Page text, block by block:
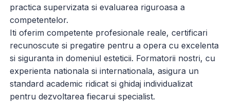
practica supervizata si evaluarea riguroasa a
competentelor.
Iti oferim competente profesionale reale, certificari
recunoscute si pregatire pentru a opera cu excelenta
si siguranta in domeniul esteticii. Formatorii nostri, cu
experienta nationala si internationala, asigura un
standard academic ridicat si ghidaj individualizat
pentru dezvoltarea fiecarui specialist.